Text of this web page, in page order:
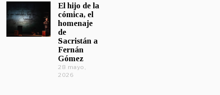
El hijo de la
cómica, el
homenaje
de
Sacristán a
Fernán
Gómez
28 mayo,
2026